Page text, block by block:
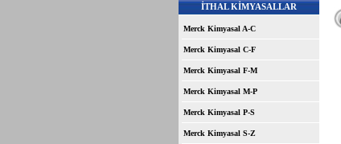
İTHAL KİMYASALLAR
Merck Kimyasal A-C
Merck Kimyasal C-F
Merck Kimyasal F-M
Merck Kimyasal M-P
Merck Kimyasal P-S
Merck Kimyasal S-Z